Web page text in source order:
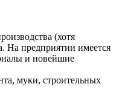
(хотя
На предприятии имеется
и новейшие
муки, строительных